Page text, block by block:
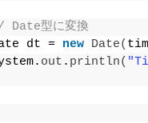
Date型に変換
dt =
new Date(
out . println(